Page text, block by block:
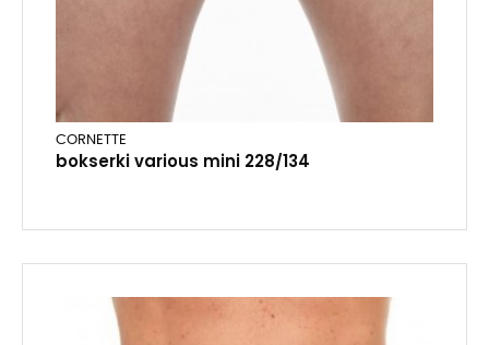
CORNETTE
bokserki various mini 228/134